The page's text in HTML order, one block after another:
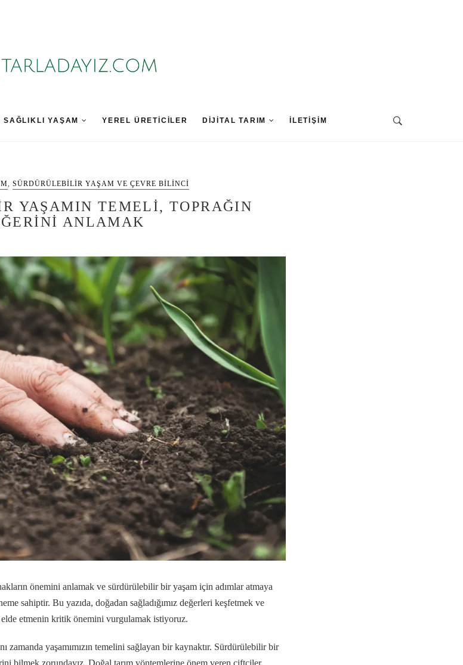
SAĞLIKLI YAŞAM YEREL ÜRETICILER DIJITAL TARIM İLETIŞIM
SÜRDÜRÜLEBILIR YAŞAM VE ÇEVRE BILINCI
YAŞAMIN TEMELI, TOPRAĞIN
ANLAMAK
önemini anlamak ve sürdürülebilir bir yaşam için adımlar atmaya
sahiptir. Bu yazıda, doğadan sağladığımız değerleri keşfetmek ve
etmenin kritik önemini vurgulamak istiyoruz.
zamanda yaşamımızın temelini sağlayan bir kaynaktır. Sürdürülebilir bir
bilmek zorundayız. Doğal tarım yöntemlerine önem veren çiftçiler,